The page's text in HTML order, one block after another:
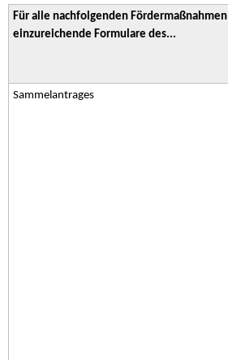
Für alle nachfolgenden Fördermaßnahmen
einzureichende Formulare des...
Sammelantrages